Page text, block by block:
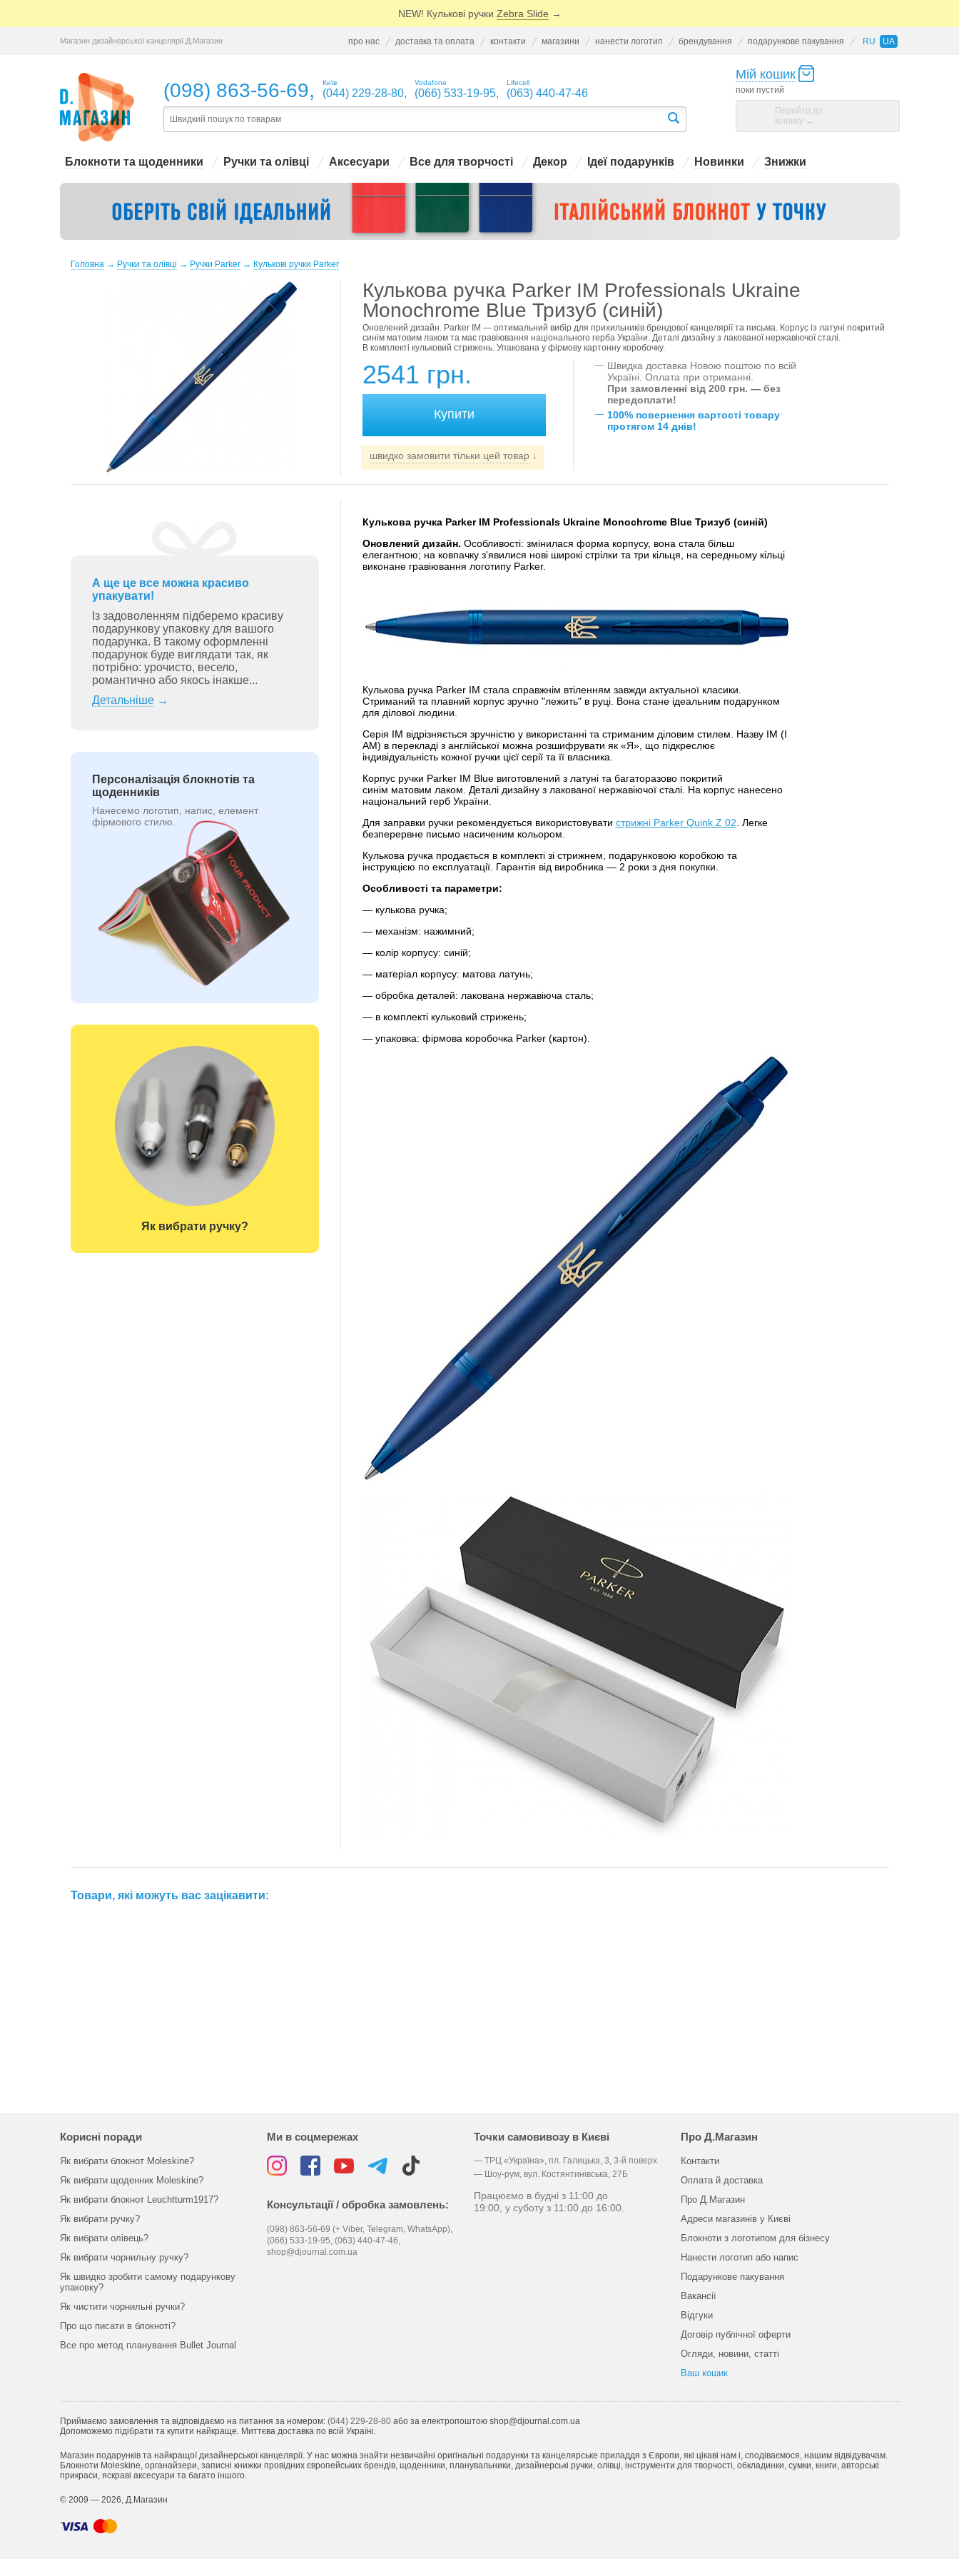
NEW! Кулькові ручки Zebra Slide →
Магазин дизайнерської канцелярії Д.Магазин про нас доставка та оплата контакти магазини нанести логотип брендування подарункове пакування RU UA
(098) 863-56-69, Київ
(044) 229-28-80,
Vodafone
(066) 533-19-95,
Lifecell
(063) 440-47-46
Мій кошик
поки пустий
Перейти до
кошику →
Блокноти та щоденники Ручки та олівці Аксесуари Все для творчості Декор Ідеї подарунків Новинки Знижки
Головна → Ручки та олівці → Ручки Parker → Кулькові ручки Parker
Кулькова ручка Parker IM Professionals Ukraine
Monochrome Blue Тризуб (синій)
Оновлений дизайн. Parker IM — оптимальний вибір для прихильників брендової канцелярії та письма. Корпус із латуні покритий
синім матовим лаком та має гравіювання національного герба України. Деталі дизайну з лакованої нержавіючої сталі.
В комплекті кульковий стрижень. Упакована у фірмову картонну коробочку.
2541 грн.
швидко замовити тільки цей товар↓
— Швидка доставка Новою поштою по всій
Україні. Оплата при отриманні.
При замовленні від 200 грн. — без
передоплати!
— 100% повернення вартості товару
протягом 14 днів!
А ще це все можна красиво
упакувати!
Із задоволенням підберемо красиву
подарункову упаковку для вашого
подарунка. В такому оформленні
подарунок буде виглядати так, як
потрібно: урочисто, весело,
романтично або якось інакше...
Детальніше→
Персоналізація блокнотів та
щоденників
Нанесемо логотип, напис, елемент
фірмового стилю.
Як вибрати ручку?
Кулькова ручка Parker IM Professionals Ukraine Monochrome Blue Тризуб (синій)
Оновлений дизайн. Особливості: змінилася форма корпусу, вона стала більш
елегантною; на ковпачку з'явилися нові широкі стрілки та три кільця, на середньому кільці
виконане гравіювання логотипу Parker.
Кулькова ручка Parker IM стала справжнім втіленням завжди актуальної класики.
Стриманий та плавний корпус зручно "лежить" в руці. Вона стане ідеальним подарунком
для ділової людини.
Серія IM відрізняється зручністю у використанні та стриманим діловим стилем. Назву IM (I
AM) в перекладі з англійської можна розшифрувати як «Я», що підкреслює
індивідуальність кожної ручки цієї серії та її власника.
Корпус ручки Parker IM Blue виготовлений з латуні та багаторазово покритий
синім матовим лаком. Деталі дизайну з лакованої нержавіючої сталі. На корпус нанесено
національний герб України.
Для заправки ручки рекомендується використовувати стрижні Parker Quink Z 02 . Легке
безперервне письмо насиченим кольором.
Кулькова ручка продається в комплекті зі стрижнем, подарунковою коробкою та
інструкцією по експлуатації. Гарантія від виробника — 2 роки з дня покупки.
Особливості та параметри:
— кулькова ручка;
— механізм: нажимний;
— колір корпусу: синій;
— матеріал корпусу: матова латунь;
— обробка деталей: лакована нержавіюча сталь;
— в комплекті кульковий стрижень;
— упаковка: фірмова коробочка Parker (картон).
Товари, які можуть вас зацікавити:
Корисні поради
Як вибрати блокнот Moleskine?
Як вибрати щоденник Moleskine?
Як вибрати блокнот Leuchtturm1917?
Як вибрати ручку?
Як вибрати олівець?
Як вибрати чорнильну ручку?
Як швидко зробити самому подарункову
упаковку?
Як чистити чорнильні ручки?
Про що писати в блокноті?
Все про метод планування Bullet Journal
Ми в соцмережах
Консультації / обробка замовлень:
(098) 863-56-69 (+ Viber, Telegram, WhatsApp),
(066) 533-19-95, (063) 440-47-46,
shop@djournal.com.ua
Точки самовивозу в Києві
— ТРЦ «Україна», пл. Галицька, 3, 3-й поверх
— Шоу-рум, вул. Костянтинівська, 27Б
Працюємо в будні з 11:00 до
19:00, у суботу з 11:00 до 16:00.
Про Д.Магазин
Контакти
Оплата й доставка
Про Д.Магазин
Адреси магазинів у Києві
Блокноти з логотипом для бізнесу
Нанести логотип або напис
Подарункове пакування
Вакансії
Відгуки
Договір публічної оферти
Огляди, новини, статті
Ваш кошик
Приймаємо замовлення та відповідаємо на питання за номером: (044) 229-28-80або за електропоштою shop@djournal.com.ua
Допоможемо підібрати та купити найкраще. Миттєва доставка по всій Україні.
Магазин подарунків та найкращої дизайнерської канцелярії. У нас можна знайти незвичайні оригінальні подарунки та канцелярське приладдя з Європи, які цікаві нам і, сподіваємося, нашим відвідувачам.
Блокноти Moleskine, органайзери, записні книжки провідних європейських брендів, щоденники, планувальники, дизайнерські ручки, олівці, інструменти для творчості, обкладинки, сумки, книги, авторські
прикраси, яскраві аксесуари та багато іншого.
© 2009 — 2026, Д.Магазин